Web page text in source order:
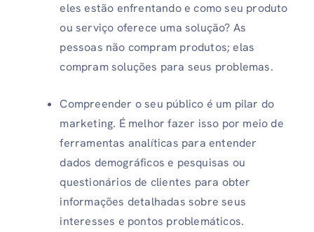
eles estão enfrentando e como seu produto
ou serviço oferece uma solução? As
pessoas não compram produtos; elas
compram soluções para seus problemas.
Compreender o seu público é um pilar do
marketing. É melhor fazer isso por meio de
ferramentas analíticas para entender
dados demográficos e pesquisas ou
questionários de clientes para obter
informações detalhadas sobre seus
interesses e pontos problemáticos.